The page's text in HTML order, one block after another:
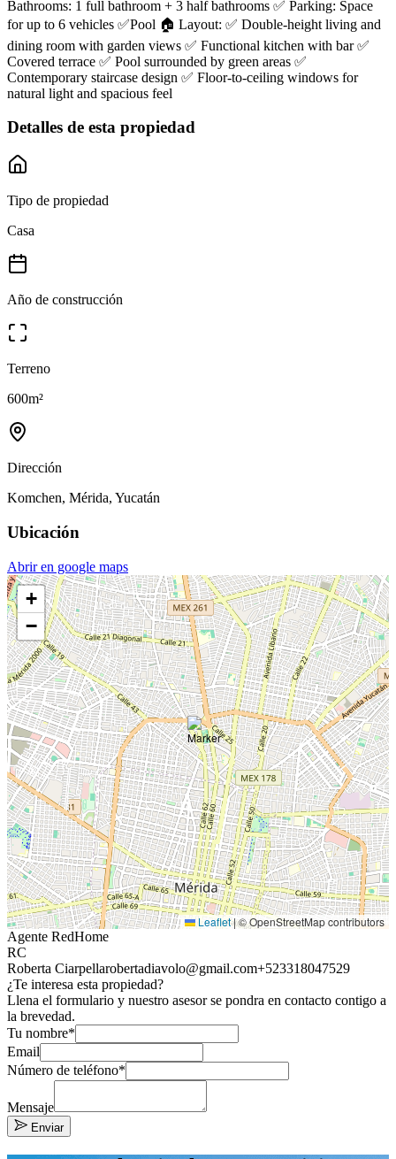
Bathrooms: 1 full bathroom + 3 half bathrooms ✅ Parking: Space
for up to 6 vehicles ✅Pool 🏠 Layout: ✅ Double-height living and
dining room with garden views ✅ Functional kitchen with bar ✅
Covered terrace ✅ Pool surrounded by green areas ✅
Contemporary staircase design ✅ Floor-to-ceiling windows for
natural light and spacious feel
Detalles de esta propiedad
Tipo de propiedad
Casa
Año de construcción
Terreno
600m²
Dirección
Komchen, Mérida, Yucatán
Ubicación
Abrir en google maps
+
−
Leaflet|© OpenStreetMap contributors
Agente RedHome
RC
Roberta Ciarpellarobertadiavolo@gmail.com+523318047529
¿Te interesa esta propiedad?
Llena el formulario y nuestro asesor se pondra en contacto contigo a
la brevedad.
Tu nombre*
Email
Número de teléfono*
Mensaje
Enviar